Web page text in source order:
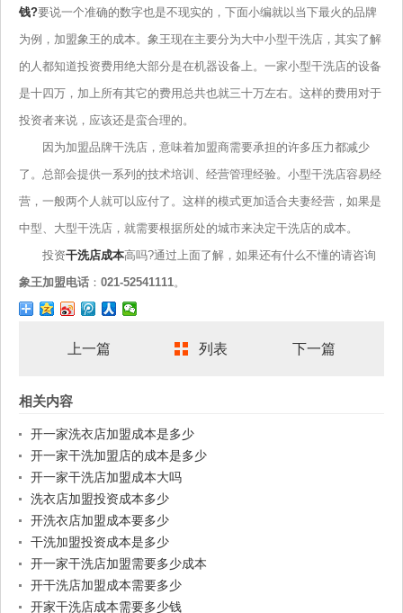
钱?要说一个准确的数字也是不现实的，下面小编就以当下最火的品牌
为例，加盟象王的成本。象王现在主要分为大中小型干洗店，其实了解
的人都知道投资费用绝大部分是在机器设备上。一家小型干洗店的设备
是十四万，加上所有其它的费用总共也就三十万左右。这样的费用对于
投资者来说，应该还是蛮合理的。
因为加盟品牌干洗店，意味着加盟商需要承担的许多压力都减少
了。总部会提供一系列的技术培训、经营管理经验。小型干洗店容易经
营，一般两个人就可以应付了。这样的模式更加适合夫妻经营，如果是
中型、大型干洗店，就需要根据所处的城市来决定干洗店的成本。
投资干洗店成本高吗?通过上面了解，如果还有什么不懂的请咨询
象王加盟电话 ： 021-52541111。
上一篇 列表 下一篇
相关内容
开一家洗衣店加盟成本是多少
开一家干洗加盟店的成本是多少
开一家干洗店加盟成本大吗
洗衣店加盟投资成本多少
开洗衣店加盟成本要多少
干洗加盟投资成本是多少
开一家干洗店加盟需要多少成本
开干洗店加盟成本需要多少
开家干洗店成本需要多少钱